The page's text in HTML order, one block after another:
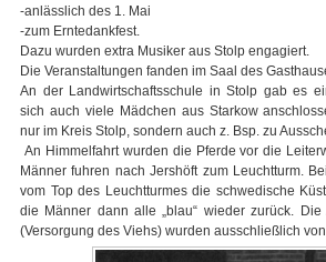
-anlässlich des 1. Mai
-zum Erntedankfest.
Dazu wurden extra Musiker aus Stolp engagiert.
Die Veranstaltungen fanden im Saal des
An der Landwirtschaftsschule in Stolp gab es
sich auch viele Mädchen aus Starkow
nur im Kreis Stolp, sondern auch z. Bsp. zu
An Himmelfahrt wurden die Pferde vor die
Männer fuhren nach Jershöft zum Leuchtturm.
vom Top des Leuchtturmes die schwedische
die Männer dann alle „blau“ wieder zurück.
(Versorgung des Viehs) wurden ausschließlich